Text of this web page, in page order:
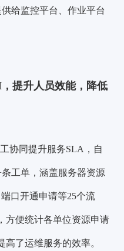
供给监控平台、作业平台
提升人员效能，降低
协同提升服务SLA，自
条工单 ，涵盖服务器资源
口开通申请等25个流
方便统计各单位资源申请
了运维服务的效率。